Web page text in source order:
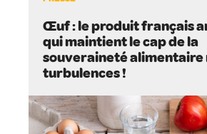
Œuf : le produit français
qui maintient le cap de la
souveraineté alimentaire
turbulences !